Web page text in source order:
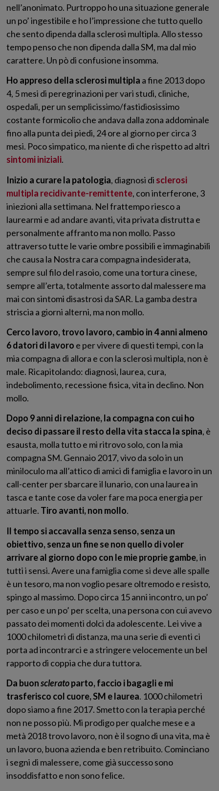
nell’anonimato. Purtroppo ho una situazione generale
un po’ ingestibile e ho l’impressione che tutto quello
che sento dipenda dalla sclerosi multipla. Allo stesso
tempo penso che non dipenda dalla SM, ma dal mio
carattere. Un pò di confusione insomma.
Ho appreso della sclerosi multipla a fine 2013 dopo
4, 5 mesi di peregrinazioni per vari studi, cliniche,
ospedali, per un semplicissimo/fastidiosissimo
costante formicolio che andava dalla zona addominale
fino alla punta dei piedi, 24 ore al giorno per circa 3
mesi. Poco simpatico, ma niente di che rispetto ad altri
sintomi iniziali.
Inizio a curare la patologia, diagnosi di sclerosi
multipla recidivante-remittente, con interferone, 3
iniezioni alla settimana. Nel frattempo riesco a
laurearmi e ad andare avanti, vita privata distrutta e
personalmente affranto ma non mollo. Passo
attraverso tutte le varie ombre possibili e immaginabili
che causa la Nostra cara compagna indesiderata,
sempre sul filo del rasoio, come una tortura cinese,
sempre all’erta, totalmente assorto dal malessere ma
mai con sintomi disastrosi da SAR. La gamba destra
striscia a giorni alterni, ma non mollo.
Cerco lavoro, trovo lavoro, cambio in 4 anni almeno
6 datori di lavoro e per vivere di questi tempi, con la
mia compagna di allora e con la sclerosi multipla, non è
male. Ricapitolando: diagnosi, laurea, cura,
indebolimento, recessione fisica, vita in declino. Non
mollo.
Dopo 9 anni di relazione, la compagna con cui ho
deciso di passare il resto della vita stacca la spina, è
esausta, molla tutto e mi ritrovo solo, con la mia
compagna SM. Gennaio 2017, vivo da solo in un
miniloculo ma all’attico di amici di famiglia e lavoro in un
call-center per sbarcare il lunario, con una laurea in
tasca e tante cose da voler fare ma poca energia per
attuarle. Tiro avanti, non mollo.
Il tempo si accavalla senza senso, senza un
obiettivo, senza un fine se non quello di voler
arrivare al giorno dopo con le mie proprie gambe, in
tutti i sensi. Avere una famiglia come si deve alle spalle
è un tesoro, ma non voglio pesare oltremodo e resisto,
spingo al massimo. Dopo circa 15 anni incontro, un po’
per caso e un po’ per scelta, una persona con cui avevo
passato dei momenti dolci da adolescente. Lei vive a
1000 chilometri di distanza, ma una serie di eventi ci
porta ad incontrarci e a stringere velocemente un bel
rapporto di coppia che dura tuttora.
Da buonscleratoparto, faccio i bagagli e mi
trasferisco col cuore, SM e laurea. 1000 chilometri
dopo siamo a fine 2017. Smetto con la terapia perché
non ne posso più. Mi prodigo per qualche mese e a
metà 2018 trovo lavoro, non è il sogno di una vita, ma è
un lavoro, buona azienda e ben retribuito. Cominciano
i segni di malessere, come già successo sono
insoddisfatto e non sono felice.